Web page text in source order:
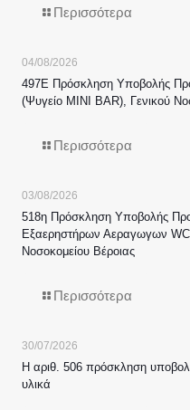
Περισσότερα
04/08/2026
497Ε Πρόσκληση Υποβολής
(Ψυγείο MINI BAR), Γενικού
Περισσότερα
03/08/2026
518η Πρόσκληση Υποβολής
Εξαερηστήρων Αεραγωγων WC
Νοσοκομείου Βέροιας
Περισσότερα
30/07/2026
Η αριθ. 506 πρόσκληση
υλικά